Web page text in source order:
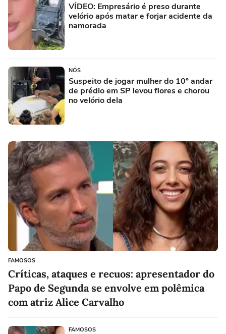
VÍDEO: Empresário é preso durante
velório após matar e forjar acidente da
namorada
NÓS
Suspeito de jogar mulher do 10º andar
de prédio em SP levou flores e chorou
no velório dela
FAMOSOS
Críticas, ataques e recuos: apresentador do
Papo de Segunda se envolve em polêmica
com atriz Alice Carvalho
FAMOSOS